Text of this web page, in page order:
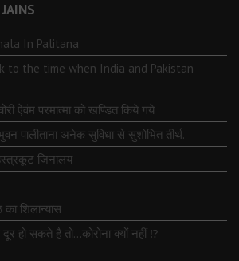
In Palitana
to the time when India and Pakistan
ऐवंम परमात्मा को खण्डित किये गये
पालीताना अनेक सुविधा से सुशोभित तीर्थ.
जिनालय
का शिलान्यास
हो सकते है तो…कोरोना क्यों नहीं ⁉️